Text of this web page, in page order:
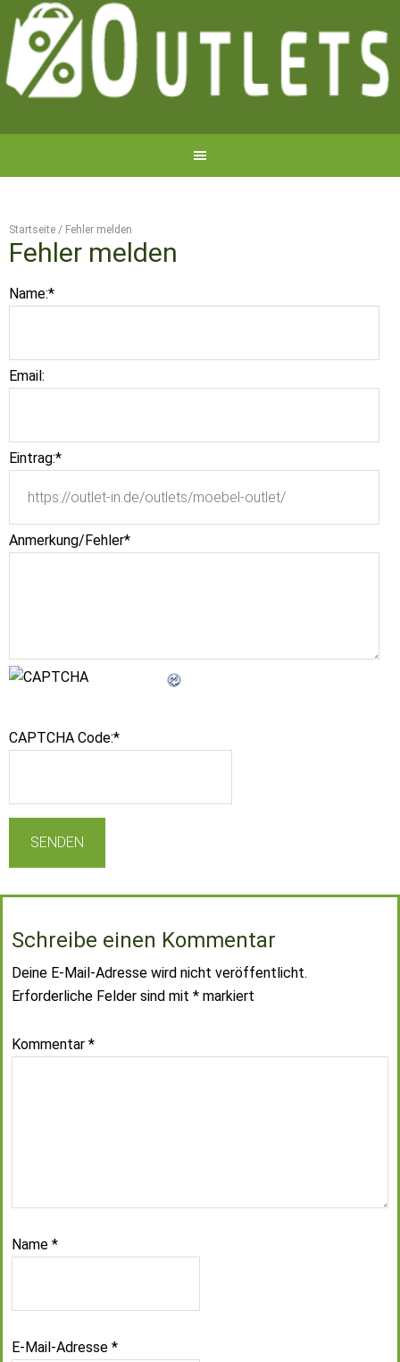
Startseite / Fehler melden
Fehler melden
Name:*
Email:
Eintrag:*
Anmerkung/Fehler*
CAPTCHA Code:*
Schreibe einen Kommentar
Deine E-Mail-Adresse wird nicht veröffentlicht.
Erforderliche Felder sind mit * markiert
Kommentar *
Name *
E-Mail-Adresse *